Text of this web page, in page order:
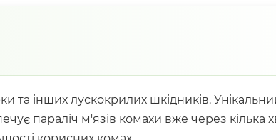
та інших лускокрилих шкідників.
параліч м'язів комахи вже через кілька